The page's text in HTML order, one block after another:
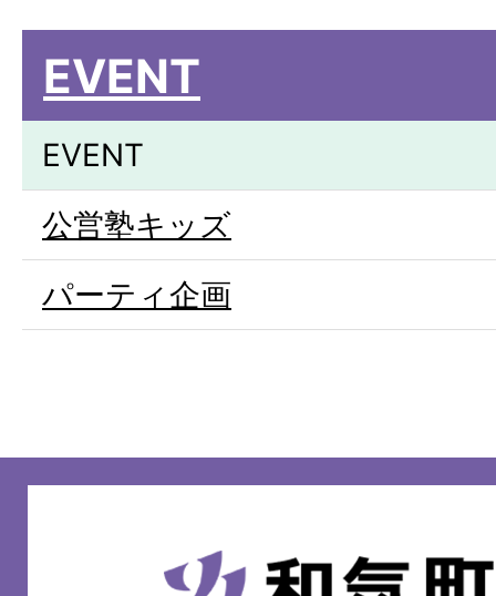
EVENT
EVENT
公営塾キッズ
パーティ企画
和